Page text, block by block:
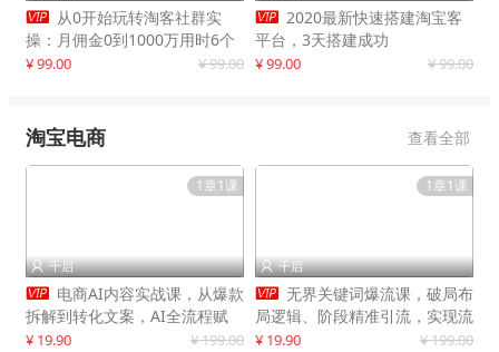
 从0开始玩转淘客社群实
操：月佣金0到1000万用时6个
月
¥ 99.00 ¥ 99.00
 2020最新快速搭建淘宝客
平台，3天搭建成功
¥ 99.00 ¥ 99.00
淘宝电商 查看全部
1章1课
 千启
 电商AI内容实战课，从爆款
拆解到转化文案，AI全流程赋
能，解放人力，单月节省内容成
¥ 19.90 ¥ 199.00
1章1课
 千启
 无界关键词爆流课，破局布
局逻辑、阶段精准引流，实现流
量翻倍，店铺业绩增长50%+
¥ 19.90 ¥ 199.00